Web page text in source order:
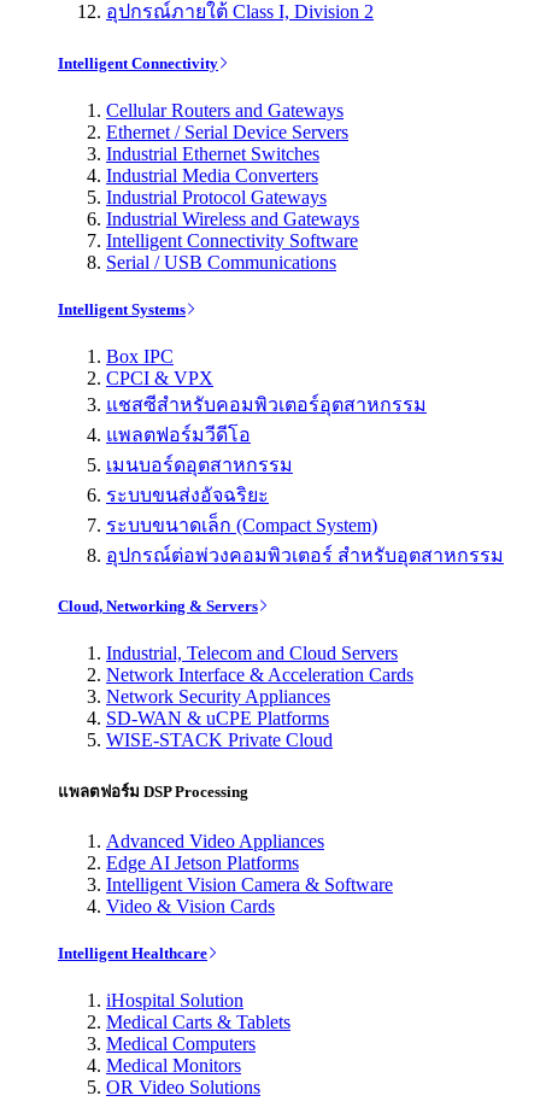
อุปกรณ์ภายใต้ Class I, Division 2
Intelligent Connectivity
Cellular Routers and Gateways
Ethernet / Serial Device Servers
Industrial Ethernet Switches
Industrial Media Converters
Industrial Protocol Gateways
Industrial Wireless and Gateways
Intelligent Connectivity Software
Serial / USB Communications
Intelligent Systems
Box IPC
CPCI & VPX
แชสซีสำหรับคอมพิวเตอร์อุตสาหกรรม
แพลตฟอร์มวีดีโอ
เมนบอร์ดอุตสาหกรรม
ระบบขนส่งอัจฉริยะ
ระบบขนาดเล็ก (Compact System)
อุปกรณ์ต่อพ่วงคอมพิวเตอร์ สำหรับอุตสาหกรรม
Cloud, Networking & Servers
Industrial, Telecom and Cloud Servers
Network Interface & Acceleration Cards
Network Security Appliances
SD-WAN & uCPE Platforms
WISE-STACK Private Cloud
แพลตฟอร์ม DSP Processing
Advanced Video Appliances
Edge AI Jetson Platforms
Intelligent Vision Camera & Software
Video & Vision Cards
Intelligent Healthcare
iHospital Solution
Medical Carts & Tablets
Medical Computers
Medical Monitors
OR Video Solutions